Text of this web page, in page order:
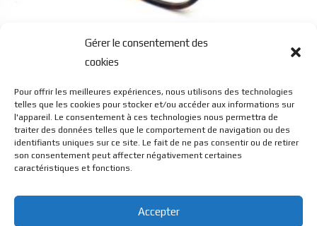
Gérer le consentement des
cookies
Pour offrir les meilleures expériences, nous utilisons des technologies
telles que les cookies pour stocker et/ou accéder aux informations sur
l'appareil. Le consentement à ces technologies nous permettra de
traiter des données telles que le comportement de navigation ou des
identifiants uniques sur ce site. Le fait de ne pas consentir ou de retirer
son consentement peut affecter négativement certaines
caractéristiques et fonctions.
Accepter
Q4 Titane / Acetate
© BL Optique - 22 Rue de la Cueille - 39170 Lavans Les St
Claude - 2023 - Tous droits réservés